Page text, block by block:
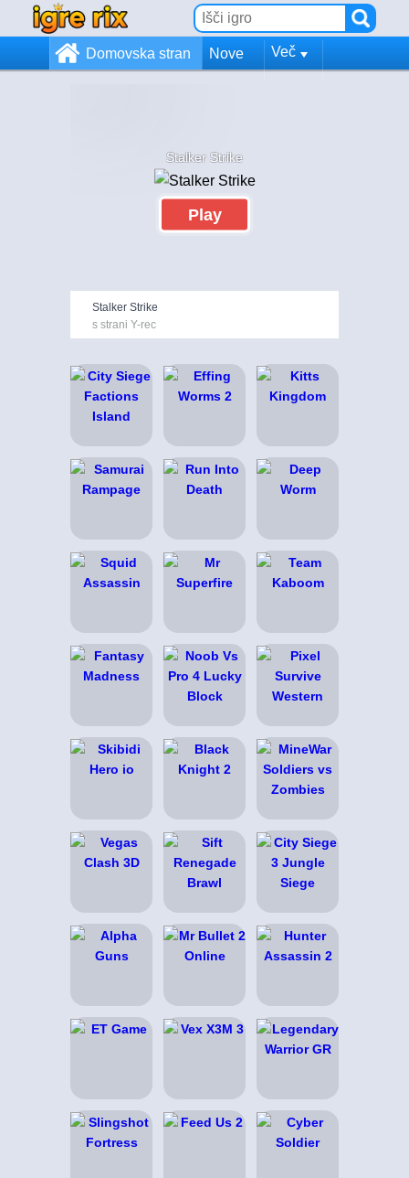
Domovska stran Nove Več
Stalker Strike
Play
Stalker Strike
s strani Y-rec